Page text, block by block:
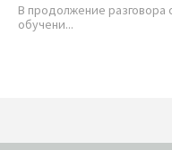
В продолжение разговора
обучени...